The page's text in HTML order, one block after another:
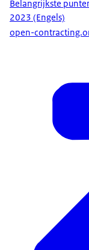
Belangrijkste
2023 (Engels)
open-